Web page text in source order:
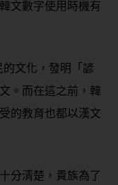
文數字使用時機有
文化，發明「諺
。而在這之前，韓
的教育也都以漢文
分清楚，貴族為了